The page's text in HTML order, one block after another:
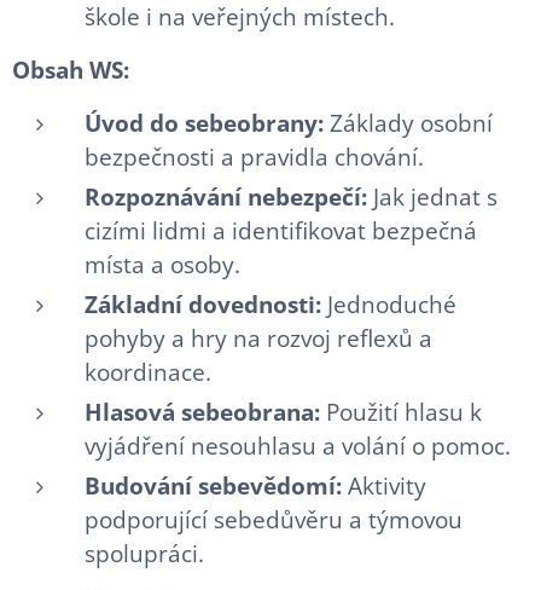
škole i na veřejných místech.
Obsah WS:
Úvod do sebeobrany:Základy osobní
bezpečnosti a pravidla chování.
Rozpoznávání nebezpečí: Jak jednat s
cizími lidmi a identifikovat bezpečná
místa a osoby.
Základní dovednosti: Jednoduché
pohyby a hry na rozvoj reflexů a
koordinace.
Hlasová sebeobrana: Použití hlasu k
vyjádření nesouhlasu a volání o pomoc.
Budování sebevědomí:Aktivity
podporující sebedůvěru a týmovou
spolupráci.